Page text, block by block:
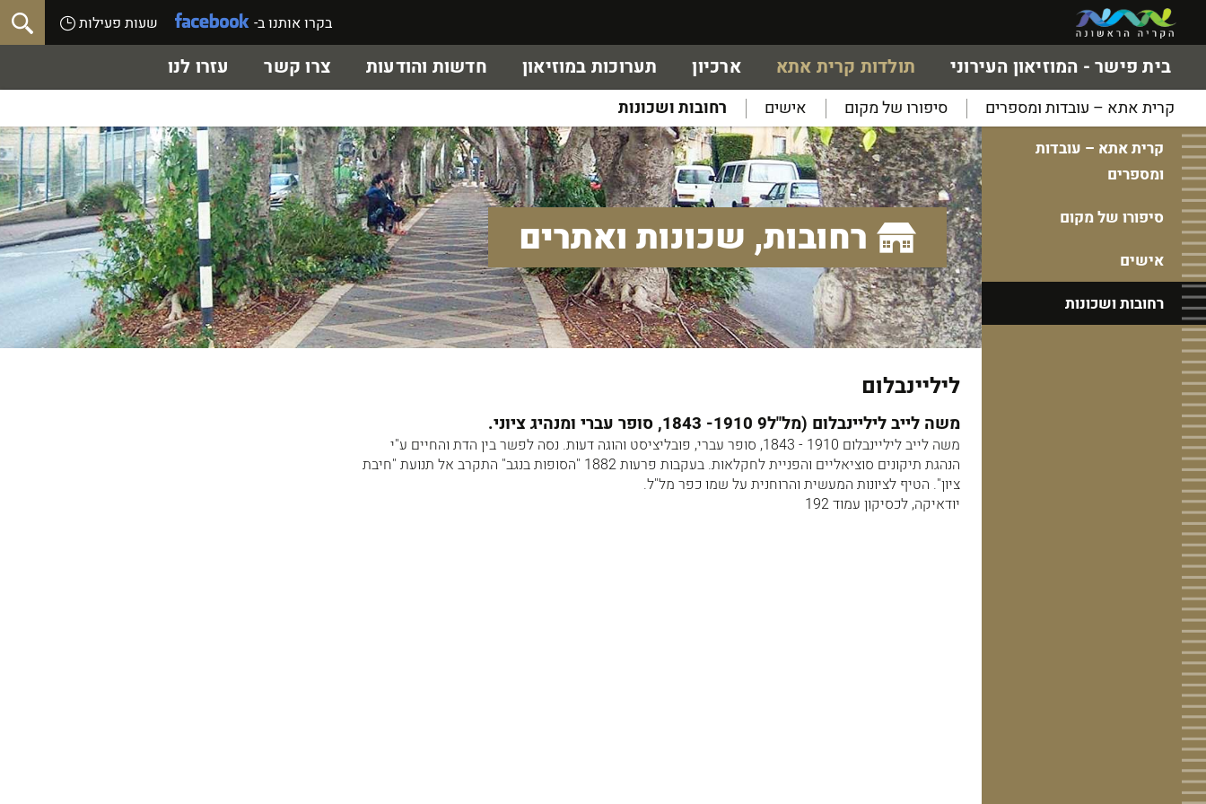
בקרו אותנו ב- שעות פעילות
בית פישר - המוזיאון העירוני תולדות קרית אתא
קרית אתא – עובדות ומספרים סיפורו של מקום אישים רחובות ושכונות
ארכיון תערוכות במוזיאון חדשות והודעות צרו קשר עזרו לנו
קרית אתא – עובדות
ומספרים
סיפורו של מקום
אישים
רחובות ושכונות
רחובות, שכונות ואתרים
ליליינבלום
משה לייב ליליינבלום (מל"ל9 1910- 1843, סופר עברי ומנהיג ציוני.
משה לייב ליליינבלום 1910 - 1843, סופר עברי, פובליציסט והוגה דעות. נסה לפשר בין הדת והחיים ע"י
הנהגת תיקונים סוציאליים והפניית לחקלאות. בעקבות פרעות 1882 "הסופות בנגב" התקרב אל תנועת "חיבת
ציון". הטיף לציונות המעשית והרוחנית על שמו כפר מל"ל.
יודאיקה, לכסיקון עמוד 192